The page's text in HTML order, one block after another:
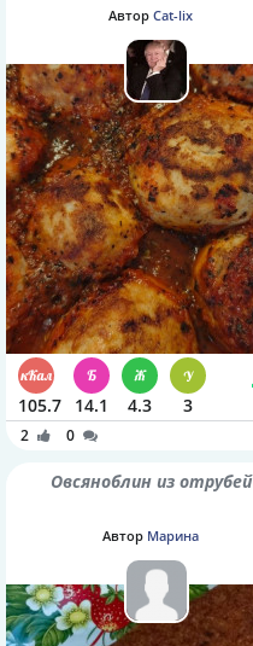
Автор Cat-lix
105.7 14.1 4.3 3
2 0
Овсяноблин из отрубей
Автор Марина